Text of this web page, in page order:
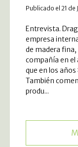
Publicado el 21 de
Entrevista.
empresa
de madera
compañía en el
que en los
También
produ...